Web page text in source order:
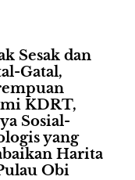
Sesak dan
Gatal,
KDRT,
Sosial-
yang
Harita
Obi